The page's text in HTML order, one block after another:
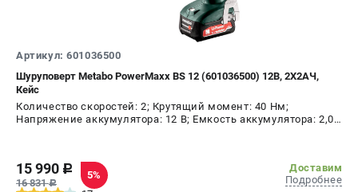
Угловые шлифмашины (УШМ)
Перфораторы
Дрели
Лобзики
АККУМУЛЯТОРНЫЙ ИНСТРУМЕНТ
Артикул: 601036500
Шуруповерт Metabo PowerMaxx BS 12 (601036500) 12В, 2X2АЧ,
Кейс
Количество скоростей: 2; Крутящий момент: 40 Нм;
Напряжение аккумулятора: 12 В; Емкость аккумулятора: 2,0
15 990 c
16 831c
5%
Доставим
Подробнее